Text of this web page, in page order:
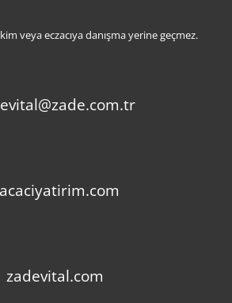
veya eczacıya danışma yerine geçmez.
zadevital.com